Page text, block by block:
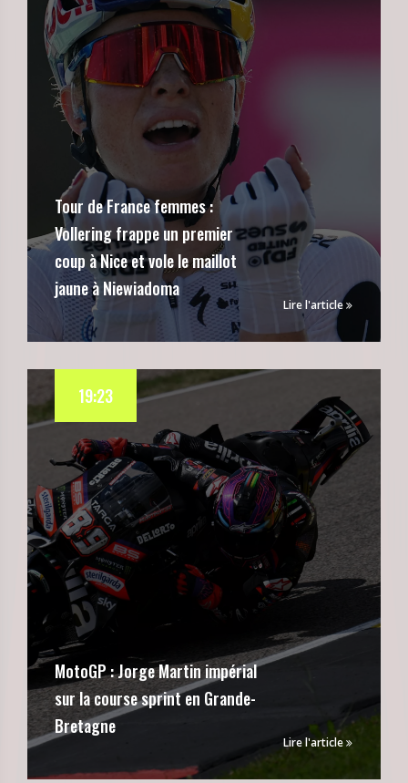
Tour de France femmes :
Vollering frappe un premier
coup à Nice et vole le maillot
jaune à Niewiadoma
Lire l'article
MotoGP : Jorge Martin impérial
sur la course sprint en Grande-
Bretagne
19:23
Lire l'article